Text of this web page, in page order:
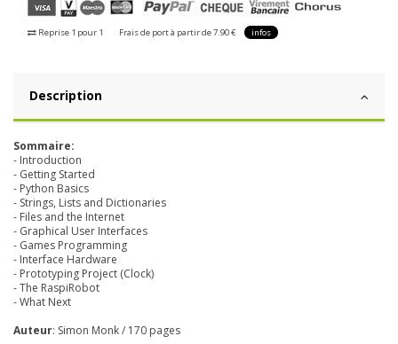
Reprise 1 pour 1 Frais de port à partir de 7.90 € infos
Description
Sommaire:
- Introduction
- Getting Started
- Python Basics
- Strings, Lists and Dictionaries
- Files and the Internet
- Graphical User Interfaces
- Games Programming
- Interface Hardware
- Prototyping Project (Clock)
- The RaspiRobot
- What Next
Auteur: Simon Monk / 170 pages